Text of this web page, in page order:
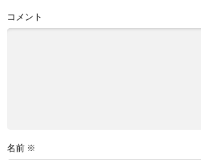
コメント
名前 ※